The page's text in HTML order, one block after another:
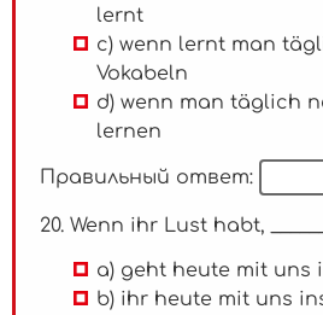
lernt
c) wenn lernt man
Vokabeln
d) wenn man täglich
lernen
Правильный ответ:
20. Wenn ihr Lust habt,
a) geht heute mit uns
b) ihr heute mit uns